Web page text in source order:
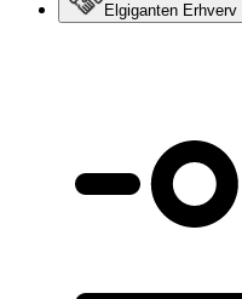
Elgiganten Erhverv